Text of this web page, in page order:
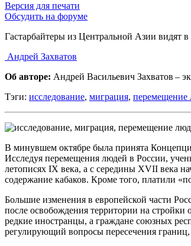
Версия для печати
Обсудить на форуме
Гастарбайтеры из Центральной Азии видят
Андрей Захватов
Об авторе: Андрей Васильевич Захватов –
Тэги: исследование, миграция, перемещение
В минувшем октябре была принята
Исследуя перемещения людей в России,
летописях IX века, а с середины XVII века
содержание кабаков. Кроме того, платили
Большие изменения в европейской части
после освобождения территории на стройки
редкие иностранцы, а граждане союзных
регулирующий вопросы пересечения